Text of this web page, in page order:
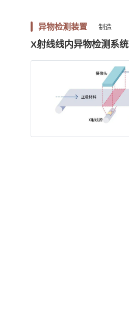
异物检测装置 制造
X射线线内异物检测系统